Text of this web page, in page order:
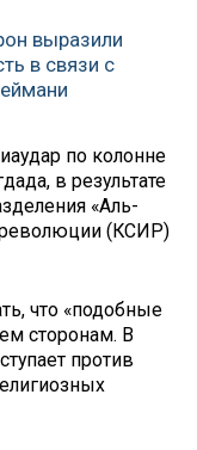
выразили
в связи с
по колонне
в результате
«Аль-
революции (КСИР)
что «подобные
сторонам. В
против